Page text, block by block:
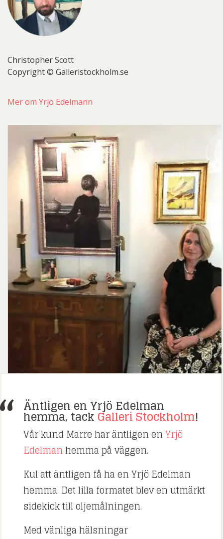
Christopher Scott
Copyright © Galleristockholm.se
Mer om Yrjö Edelmann
Äntligen en Yrjö Edelman
hemma, tack Galleri Stockholm!
Vår kund Marre har äntligen enYrjö
Edelmanhemma på väggen.
Kul att äntligen få ha en Yrjö Edelman
hemma. Det lilla formatet blev en utmärkt
sidekick till oljemålningen.
Med vänliga hälsningar